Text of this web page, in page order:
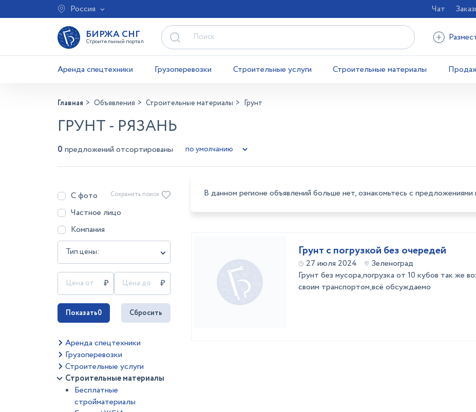
Россия Чат
БИРЖА СНГ
Строительный портал
Аренда спецтехники Грузоперевозки Строительные услуги Строительные материалы
Главная Объявления Строительные материалы Грунт
ГРУНТ - РЯЗАНЬ
0 предложений отсортированы
С фото
Частное лицо
Компания
Тип цены:
Сохранить поиск
Показать0 Сбросить
Аренда спецтехники
Грузоперевозки
Строительные услуги
Строительные материалы
Бесплатные
стройматериалы
В данном регионе объявлений больше нет, ознакомьтесь с предложениями
Грунт с погрузкой без очередей
27 июля 2024
Зеленоград
Грунт без мусора,погрузка от 10 кубов так же
своим транспортом,всё обсуждаемо